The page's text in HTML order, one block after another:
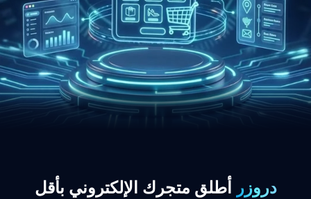
دروزر أطلق متجرك الإلكتروني بأقل